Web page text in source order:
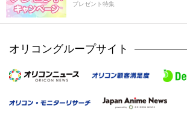
プレゼント特集
オリコングループサイト